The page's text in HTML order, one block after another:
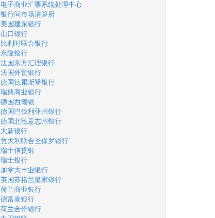
电子商业汇票系统处理中心
银行间市场清算所
美国建东银行
山口银行
比利时联合银行
永隆银行
法国东方汇理银行
法国外贸银行
德国德累斯登银行
瑞典商业银行
德国西德银
德国巴伐利亚州银行
德国北德意志州银行
大新银行
意大利联合圣保罗银行
瑞士信贷银
瑞士银行
加拿大丰业银行
英国苏格兰皇家银行
荷兰商业银行
德富泰银行
荷兰合作银行